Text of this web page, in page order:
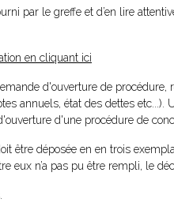
par le greffe et d’en lire
en cliquant ici
d'ouverture de
annuels, état des dettes
d'une procédure de
être déposée en en trois
eux n’a pas pu être rempli, le